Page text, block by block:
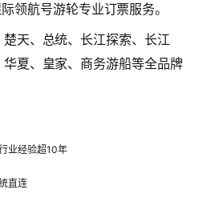
领航号游轮专业订票服务。
天、总统、长江探索、长江
夏、皇家、商务游船等全品牌
业经验超10年
直连